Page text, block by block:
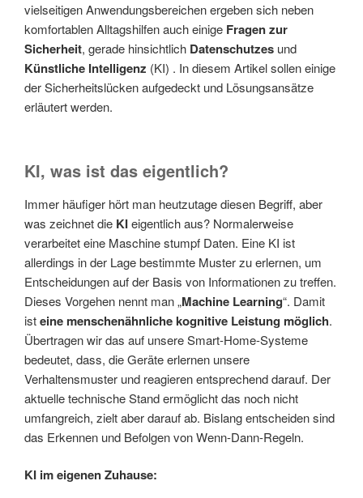
vielseitigen Anwendungsbereichen ergeben sich neben
komfortablen Alltagshilfen auch einige Fragen zur
Sicherheit, gerade hinsichtlich Datenschutzes und
Künstliche Intelligenz (KI) . In diesem Artikel sollen einige
der Sicherheitslücken aufgedeckt und Lösungsansätze
erläutert werden.
KI, was ist das eigentlich?
Immer häufiger hört man heutzutage diesen Begriff, aber
was zeichnet die KIeigentlich aus? Normalerweise
verarbeitet eine Maschine stumpf Daten. Eine KI ist
allerdings in der Lage bestimmte Muster zu erlernen, um
Entscheidungen auf der Basis von Informationen zu treffen.
Dieses Vorgehen nennt man „Machine Learning“. Damit
isteine menschenähnliche kognitive Leistung möglich.
Übertragen wir das auf unsere Smart-Home-Systeme
bedeutet, dass, die Geräte erlernen unsere
Verhaltensmuster und reagieren entsprechend darauf. Der
aktuelle technische Stand ermöglicht das noch nicht
umfangreich, zielt aber darauf ab. Bislang entscheiden sind
das Erkennen und Befolgen von Wenn-Dann-Regeln.
KI im eigenen Zuhause: